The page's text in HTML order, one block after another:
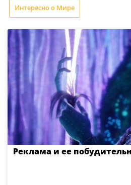
Интересно о Мире
Реклама и ее